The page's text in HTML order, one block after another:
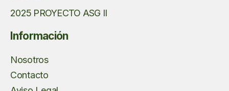
2025 PROYECTO ASG II
Información
Nosotros
Contacto